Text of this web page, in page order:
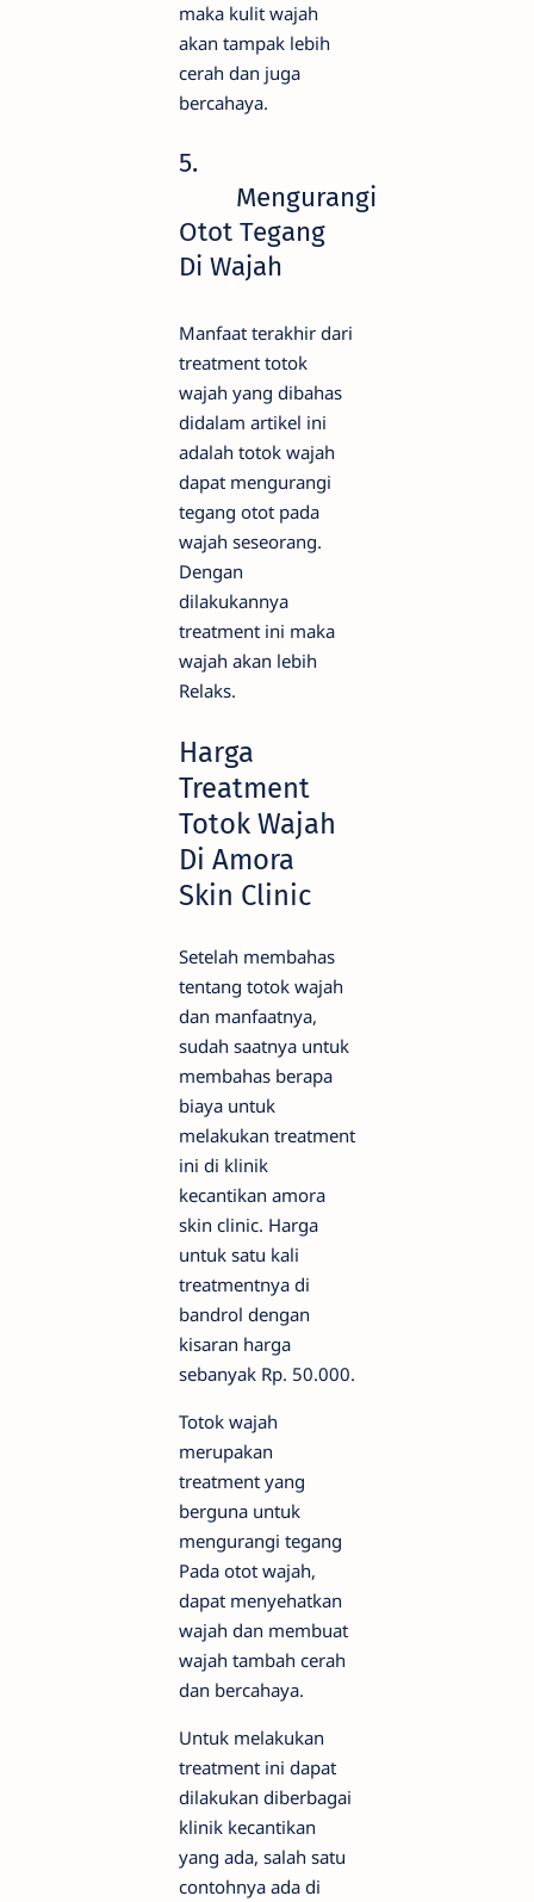
maka kulit wajah
akan tampak lebih
cerah dan juga
bercahaya.
5.
Mengurangi
Otot Tegang
Di Wajah
Manfaat terakhir dari
treatment totok
wajah yang dibahas
didalam artikel ini
adalah totok wajah
dapat mengurangi
tegang otot pada
wajah seseorang.
Dengan
dilakukannya
treatment ini maka
wajah akan lebih
Relaks.
Harga
Treatment
Totok Wajah
Di Amora
Skin Clinic
Setelah membahas
tentang totok wajah
dan manfaatnya,
sudah saatnya untuk
membahas berapa
biaya untuk
melakukan treatment
ini di klinik
kecantikan amora
skin clinic. Harga
untuk satu kali
treatmentnya di
bandrol dengan
kisaran harga
sebanyak Rp. 50.000.
Totok wajah
merupakan
treatment yang
berguna untuk
mengurangi tegang
Pada otot wajah,
dapat menyehatkan
wajah dan membuat
wajah tambah cerah
dan bercahaya.
Untuk melakukan
treatment ini dapat
dilakukan diberbagai
klinik kecantikan
yang ada, salah satu
contohnya ada di